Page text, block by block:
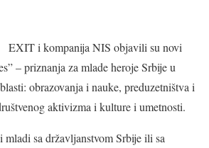
EXIT i kompanija NIS objavili su novi
– priznanja za mlade heroje Srbije u
obrazovanja i nauke, preduzetništva i
aktivizma i kulture i umetnosti.
mladi sa državljanstvom Srbije ili sa